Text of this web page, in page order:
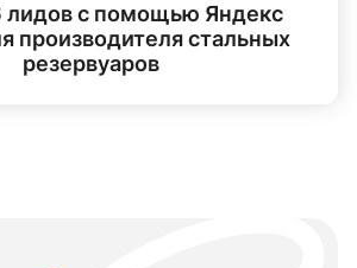
лидов с помощью Яндекс
производителя стальных
резервуаров